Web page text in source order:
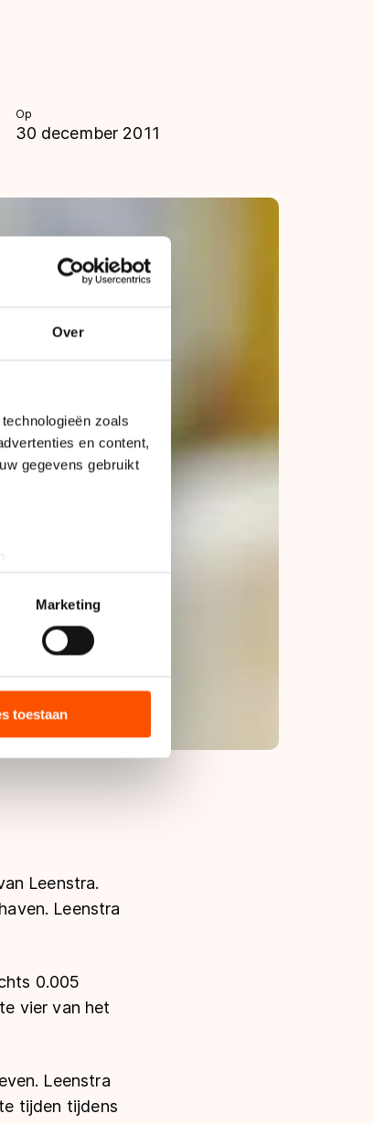
Over
zoals
en content,
gegevens gebruikt
in. U kunt uw
advertenties en
verzameld via
waar mogelijk geen
deze overdracht.
Marketing
toestaan
Op
30 december 2011
Leenstra.
Leenstra
0.005
vier van het
Leenstra
tijden tijdens